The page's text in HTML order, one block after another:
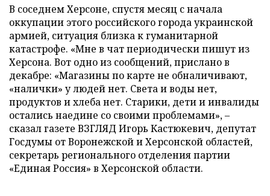
В соседнем Херсоне, спустя месяц с начала
оккупации этого российского города украинской
армией, ситуация близка к гуманитарной
катастрофе. «Мне в чат периодически пишут из
Херсона. Вот одно из сообщений, прислано в
декабре: «Магазины по карте не обналичивают,
«налички» у людей нет. Света и воды нет,
продуктов и хлеба нет. Старики, дети и инвалиды
остались наедине со своими проблемами», –
сказал газете ВЗГЛЯД Игорь Кастюкевич, депутат
Госдумы от Воронежской и Херсонской областей,
секретарь регионального отделения партии
«Единая Россия» в Херсонской области.